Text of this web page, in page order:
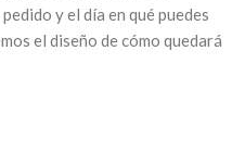
y el día en qué puedes
el diseño de cómo quedará